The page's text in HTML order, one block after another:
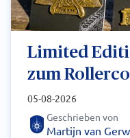
Limited
zum
05-08-2026
Geschrieben von
Martijn van